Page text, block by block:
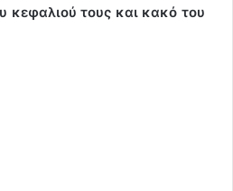
κεφαλιού τους και κακό του